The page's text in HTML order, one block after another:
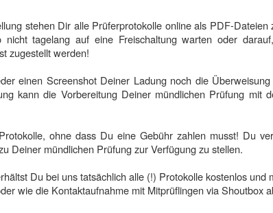
stehen Dir alle Prüferprotokolle online als PDF-Dateien
tagelang auf eine Freischaltung warten oder
zugestellt werden!
einen Screenshot Deiner Ladung noch die
kann die Vorbereitung Deiner mündlichen Prüfung mit
ohne dass Du eine Gebühr zahlen musst! Du
Deiner mündlichen Prüfung zur Verfügung zu stellen.
Du bei uns tatsächlich alle (!) Protokolle kostenlos und
wie die Kontaktaufnahme mit Mitprüflingen via Shoutbox